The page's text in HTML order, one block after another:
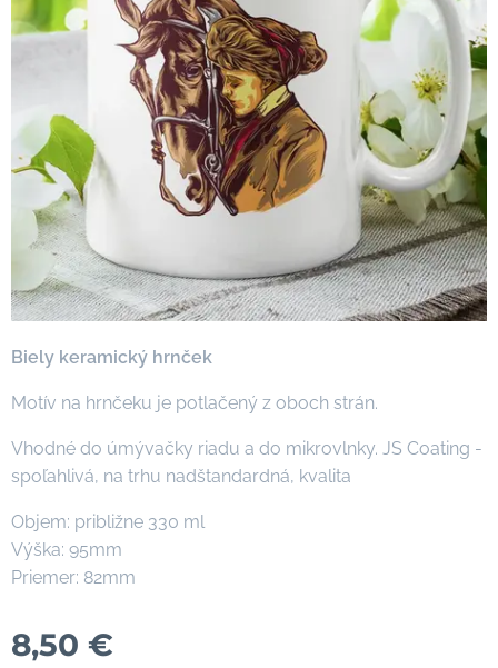
Biely keramický hrnček
Motív na hrnčeku je potlačený z oboch strán.
Vhodné do úmývačky riadu a do mikrovlnky. JS Coating -
spoľahlivá, na trhu nadštandardná, kvalita
Objem: približne 330 ml
Výška: 95mm
Priemer: 82mm
8,50 €